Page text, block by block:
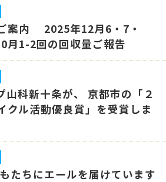
案内 2025年12月6・7・
月1-2回の回収量ご報告
山科新十条が、 京都市の「２
クル活動優良賞」を受賞しま
たちにエールを届けています